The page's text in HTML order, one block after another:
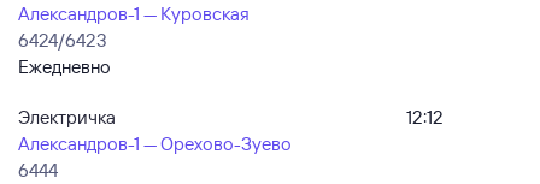
Александров-1 — Куровская
6424/6423
Ежедневно
Электричка
Александров-1 — Орехово-Зуево
6444
12:12